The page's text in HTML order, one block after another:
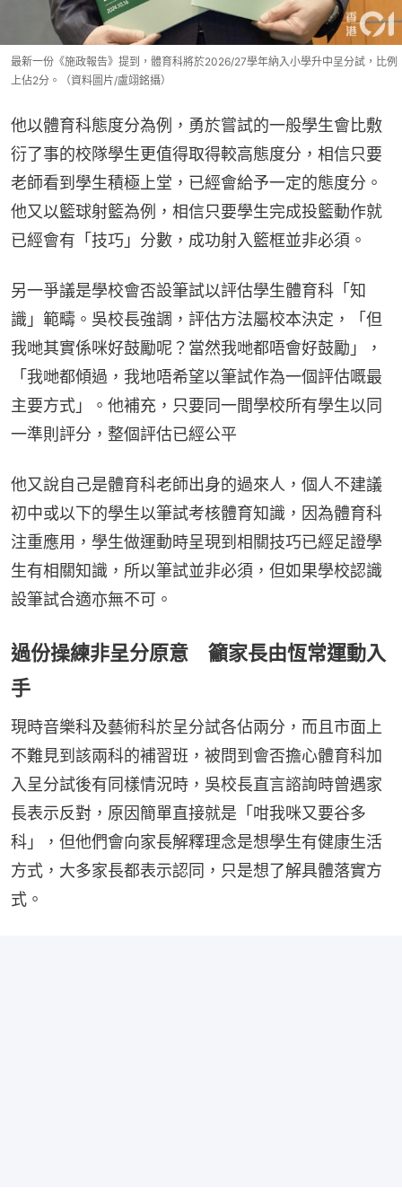
最新一份《施政報告》提到，體育科將於2026/27學年納入小學升中呈分試，比例
上佔2分。（資料圖片/盧翊銘攝）
他以體育科態度分為例，勇於嘗試的一般學生會比敷
衍了事的校隊學生更值得取得較高態度分，相信只要
老師看到學生積極上堂，已經會給予一定的態度分。
他又以籃球射籃為例，相信只要學生完成投籃動作就
已經會有「技巧」分數，成功射入籃框並非必須。
另一爭議是學校會否設筆試以評估學生體育科「知
識」範疇。吳校長強調，評估方法屬校本決定，「但
我哋其實係咪好鼓勵呢？當然我哋都唔會好鼓勵」，
「我哋都傾過，我地唔希望以筆試作為一個評估嘅最
主要方式」。他補充，只要同一間學校所有學生以同
一準則評分，整個評估已經公平
他又說自己是體育科老師出身的過來人，個人不建議
初中或以下的學生以筆試考核體育知識，因為體育科
注重應用，學生做運動時呈現到相關技巧已經足證學
生有相關知識，所以筆試並非必須，但如果學校認識
設筆試合適亦無不可。
過份操練非呈分原意 籲家長由恆常運動入
手
現時音樂科及藝術科於呈分試各佔兩分，而且市面上
不難見到該兩科的補習班，被問到會否擔心體育科加
入呈分試後有同樣情況時，吳校長直言諮詢時曾遇家
長表示反對，原因簡單直接就是「咁我咪又要谷多
科」，但他們會向家長解釋理念是想學生有健康生活
方式，大多家長都表示認同，只是想了解具體落實方
式。